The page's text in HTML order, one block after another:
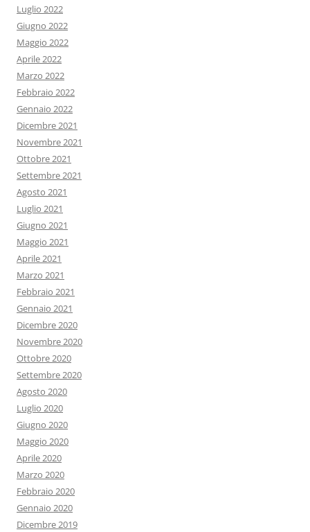
Luglio 2022
Giugno 2022
Maggio 2022
Aprile 2022
Marzo 2022
Febbraio 2022
Gennaio 2022
Dicembre 2021
Novembre 2021
Ottobre 2021
Settembre 2021
Agosto 2021
Luglio 2021
Giugno 2021
Maggio 2021
Aprile 2021
Marzo 2021
Febbraio 2021
Gennaio 2021
Dicembre 2020
Novembre 2020
Ottobre 2020
Settembre 2020
Agosto 2020
Luglio 2020
Giugno 2020
Maggio 2020
Aprile 2020
Marzo 2020
Febbraio 2020
Gennaio 2020
Dicembre 2019